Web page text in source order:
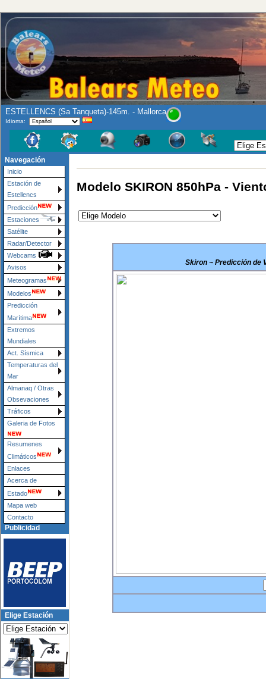
ESTELLENCS (Sa Tanqueta)-145m. - Mallorca
Idioma:
Navegación
Inicio
Estación de
Estellencs
Predicción
Estaciones
Satélite
Radar/Detector
Webcams
Avisos
Meteogramas
Modelos
Predicción
Marítima
Extremos
Mundiales
Act. Sísmica
Temperaturas del
Mar
Almanaq / Otras
Obsevaciones
Tráficos
Galeria de Fotos
Resumenes
Climáticos
Enlaces
Acerca de
Estado
Mapa web
Contacto
Publicidad
Elige Estación
Modelo SKIRON 850hPa -
Skiron ~ Predicción de